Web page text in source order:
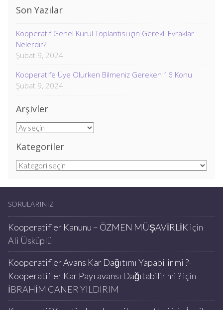
Son Yazılar
Kooperatif Genel Kurul Toplantısı için Gerekli Evraklar
Nelerdir?
Şubat 9, 2024
Kooperatife Üye Olurken Bilmeniz Gereken 16 Konu
Şubat 9, 2024
Arşivler
Arşivler
Kategoriler
Kategoriler
SORULARINIZ
Kooperatifler Kanunu – ÖZMEN MÜŞAVİRLİK için
Ali Üsküplü
Kooperatifler Avans Kar Dağıtımı Yapabilir mi ?-
Kooperatifler Kar Payı avansı Dağıtabilir mi ?için
İBRAHİM CANER YILDIRIM